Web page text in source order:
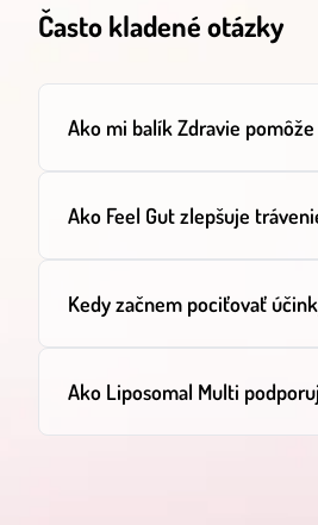
Často kladené otázky
Ako mi balík Zdravie
Ako Feel Gut zlepšuje
Kedy začnem pociťovať
Ako Liposomal Multi